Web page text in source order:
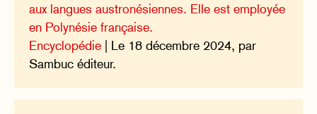
aux langues austronésiennes. Elle est employée
en Polynésie française.
Encyclopédie | Le 18 décembre 2024, par
Sambuc éditeur.